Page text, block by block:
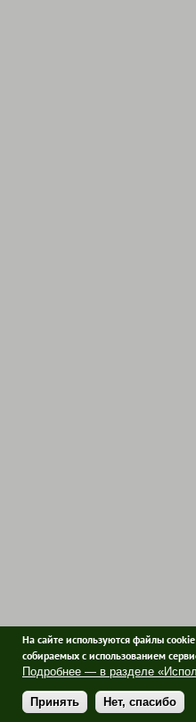
На сайте используются файлы
собираемых с использованием
Подробнее — в разделе
Принять Нет, спасибо